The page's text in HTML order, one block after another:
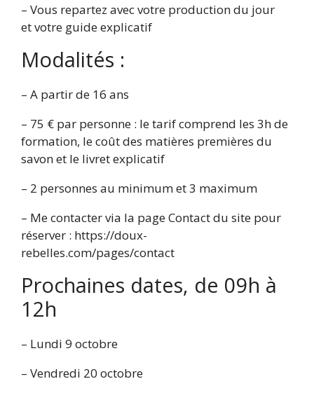
– Vous repartez avec votre production du jour
et votre guide explicatif
Modalités :
– A partir de 16 ans
– 75 € par personne : le tarif comprend les 3h de
formation, le coût des matières premières du
savon et le livret explicatif
– 2 personnes au minimum et 3 maximum
– Me contacter via la page Contact du site pour
réserver : https://doux-
rebelles.com/pages/contact
Prochaines dates, de 09h à
12h
– Lundi 9 octobre
– Vendredi 20 octobre